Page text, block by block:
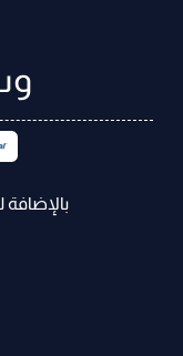
بالإضافة